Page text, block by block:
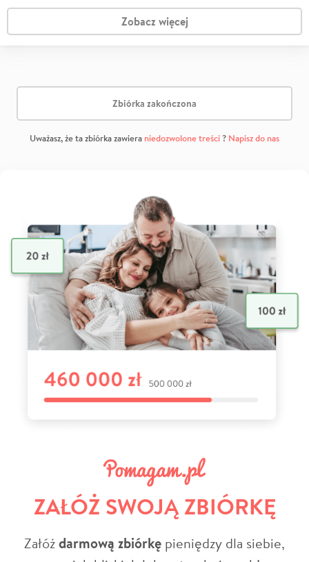
Zobacz więcej
Zbiórka zakończona
Uważasz, że ta zbiórka zawiera niedozwolone treści? Napisz do nas
ZAŁÓŻ SWOJĄ ZBIÓRKĘ
Załóżdarmową zbiórkę pieniędzy dla siebie,